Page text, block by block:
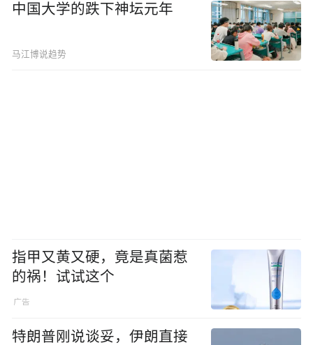
中国大学的跌下神坛元年
马江博说趋势
指甲又黄又硬，竟是真菌惹
的祸！试试这个
特朗普刚说谈妥，伊朗直接